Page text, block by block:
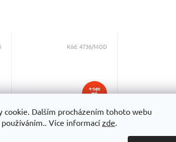
cookie. Dalším procházením tohoto webu
Více informacízde.
1 540
KČ
Batoh TOUR TEAM 21L
Kód: 4736/MOD
Batoh Head